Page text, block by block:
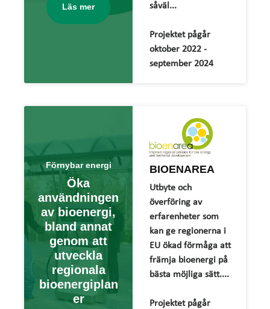
Läs mer
såväl...
Projektet pågår
oktober 2022 -
september 2024
Förnybar energi
Öka
användningen
av bioenergi,
bland annat
genom att
utveckla
regionala
bioenergiplan
er
BIOENAREA
Utbyte och
överföring av
erfarenheter som
kan ge regionerna i
EU ökad förmåga att
främja bioenergi på
bästa möjliga sätt....
Projektet pågår